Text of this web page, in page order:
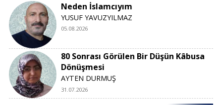
Neden İslamcıyım
YUSUF YAVUZYILMAZ
05.08.2026
80 Sonrası Görülen Bir Düşün Kâbusa
Dönüşmesi
AYTEN DURMUŞ
31.07.2026